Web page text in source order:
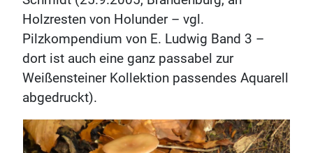
Holzresten von Holunder – vgl.
Pilzkompendium von E. Ludwig Band 3 –
dort ist auch eine ganz passabel zur
Weißensteiner Kollektion passendes Aquarell
abgedruckt).